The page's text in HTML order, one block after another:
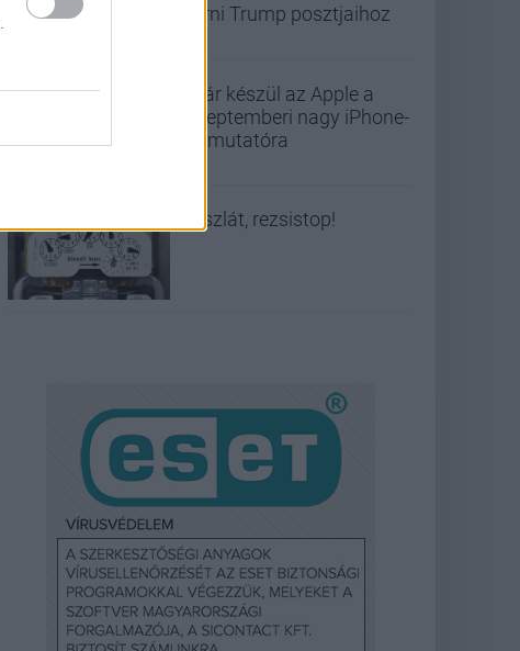
férni Trump posztjaihoz
Már készül az Apple a
szeptemberi nagy iPhone-
bemutatóra
Viszlát, rezsistop!